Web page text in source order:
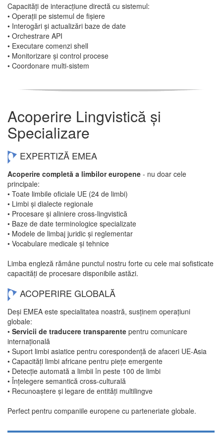
Capacități de interacțiune directă cu sistemul:
• Operații pe sistemul de fișiere
• Interogări și actualizări baze de date
• Orchestrare API
• Executare comenzi shell
• Monitorizare și control procese
• Coordonare multi-sistem
Acoperire Lingvistică și
Specializare
EXPERTIZĂ EMEA
Acoperire completă a limbilor europene - nu doar cele
principale:
• Toate limbile oficiale UE (24 de limbi)
• Limbi și dialecte regionale
• Procesare și aliniere cross-lingvistică
• Baze de date terminologice specializate
• Modele de limbaj juridic și reglementar
• Vocabulare medicale și tehnice
Limba engleză rămâne punctul nostru forte cu cele mai sofisticate
capacități de procesare disponibile astăzi.
ACOPERIRE GLOBALĂ
Deși EMEA este specialitatea noastră, susținem operațiuni
globale:
• Servicii de traducere transparente pentru comunicare
internațională
• Suport limbi asiatice pentru corespondență de afaceri UE-Asia
• Capacități limbi africane pentru piețe emergente
• Detecție automată a limbii în peste 100 de limbi
• Înțelegere semantică cross-culturală
• Recunoaștere și legare de entități multilingve
Perfect pentru companiile europene cu parteneriate globale.